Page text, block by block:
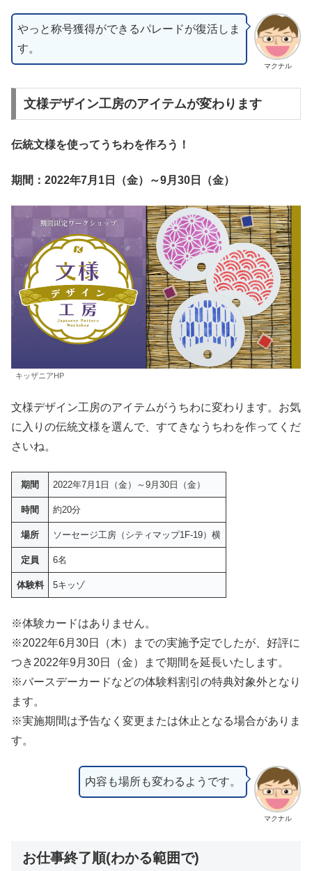
マクナル
やっと称号獲得ができるパレードが復活しま
す。
文様デザイン工房のアイテムが変わります
伝統文様を使ってうちわを作ろう！
期間：2022年7月1日（金）～9月30日（金）
キッザニアHP
文様デザイン工房のアイテムがうちわに変わります。お気
に入りの伝統文様を選んで、すてきなうちわを作ってくだ
さいね。
期間 2022年7月1日（金）～9月30日（金）
時間 約20分
場所 ソーセージ工房（シティマップ1F-19）横
定員 6名
体験料 5キッゾ
※体験カードはありません。
※2022年6月30日（木）までの実施予定でしたが、好評に
つき2022年9月30日（金）まで期間を延長いたします。
※バースデーカードなどの体験料割引の特典対象外となり
ます。
※実施期間は予告なく変更または休止となる場合がありま
す。
マクナル
内容も場所も変わるようです。
お仕事終了順(わかる範囲で)